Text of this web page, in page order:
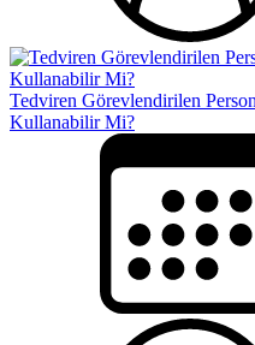
Tedviren Görevlendirilen
Kullanabilir Mi?